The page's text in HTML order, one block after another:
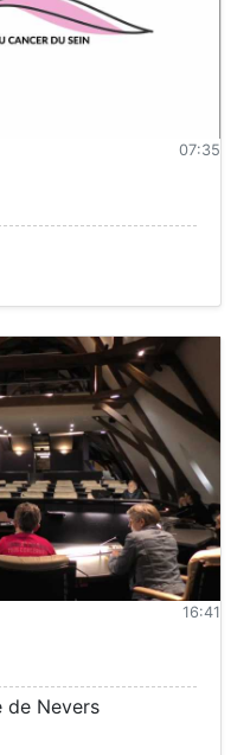
07:35
16:41
de Nevers